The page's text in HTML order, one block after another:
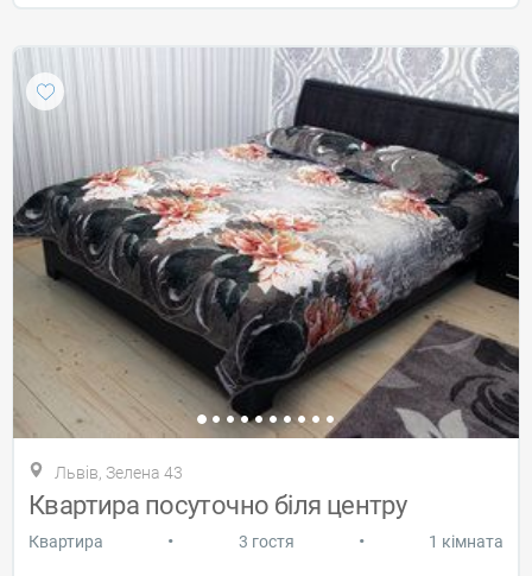
Львів, Зелена 43
Квартира поcуточно біля центру
Квартира • 3 гостя • 1 кімната